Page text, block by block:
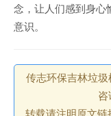
念，让人们感到身心
意识。
传志环保吉林垃圾
转载请注明原文链